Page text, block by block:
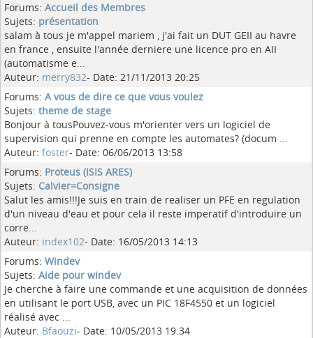
Forums: Accueil des Membres
Sujets: présentation
salam à tous je m'appel mariem , j'ai fait un DUT GEII au havre
en france , ensuite l'année derniere une licence pro en AII
(automatisme e...
Auteur: merry832- Date: 21/11/2013 20:25
Forums: A vous de dire ce que vous voulez
Sujets: theme de stage
Bonjour à tousPouvez-vous m'orienter vers un logiciel de
supervision qui prenne en compte les automates? (docum ...
Auteur: foster- Date: 06/06/2013 13:58
Forums: Proteus (ISIS ARES)
Sujets: Calvier=Consigne
Salut les amis!!!Je suis en train de realiser un PFE en regulation
d'un niveau d'eau et pour cela il reste imperatif d'introduire un
corre...
Auteur: index102- Date: 16/05/2013 14:13
Forums: Windev
Sujets: Aide pour windev
Je cherche à faire une commande et une acquisition de données
en utilisant le port USB, avec un PIC 18F4550 et un logiciel
réalisé avec ...
Auteur: Bfaouzi- Date: 10/05/2013 19:34